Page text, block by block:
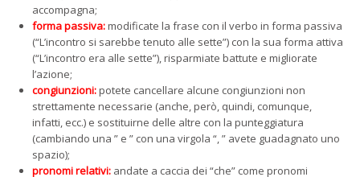
accompagna;
forma passiva:modificate la frase con il verbo in forma passiva
(“L’incontro si sarebbe tenuto alle sette”) con la sua forma attiva
(“L’incontro era alle sette”), risparmiate battute e migliorate
l’azione;
congiunzioni:potete cancellare alcune congiunzioni non
strettamente necessarie (anche, però, quindi, comunque,
infatti, ecc.) e sostituirne delle altre con la punteggiatura
(cambiando una ” e ” con una virgola “, ” avete guadagnato uno
spazio);
pronomi relativi: andate a caccia dei “che” come pronomi